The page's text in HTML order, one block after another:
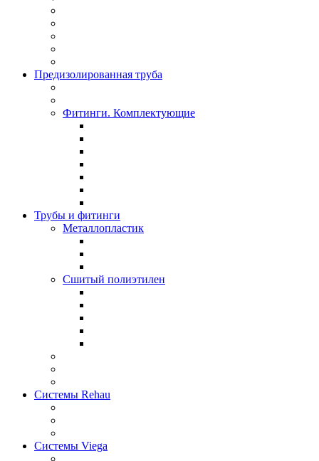
Предизолированная труба
Фитинги. Комплектующие
Трубы и фитинги
Металлопластик
Сшитый полиэтилен
Системы Rehau
Системы Viega